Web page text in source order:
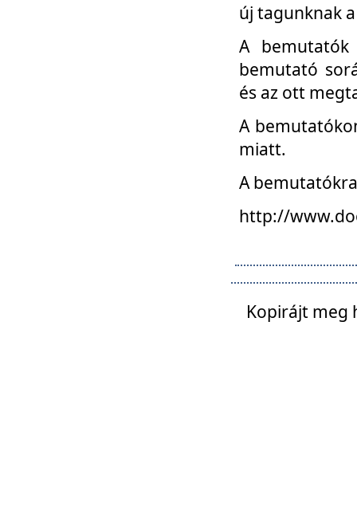
új tagunknak
A
bemutató
és az ott
A
miatt.
A
http://
Kopirájt meg